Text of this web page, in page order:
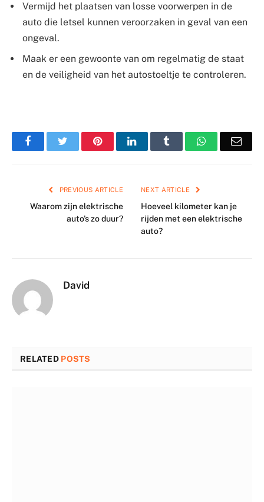
Vermijd het plaatsen van losse voorwerpen in de
auto die letsel kunnen veroorzaken in geval van een
ongeval.
Maak er een gewoonte van om regelmatig de staat
en de veiligheid van het autostoeltje te controleren.
FacebookTwitter PinterestLinkedIn Tumblr WhatsApp
PREVIOUS ARTICLE
Waarom zijn elektrische
auto’s zo duur?
NEXT ARTICLE
Hoeveel kilometer kan je
rijden met een elektrische
auto?
David
RELATED POSTS